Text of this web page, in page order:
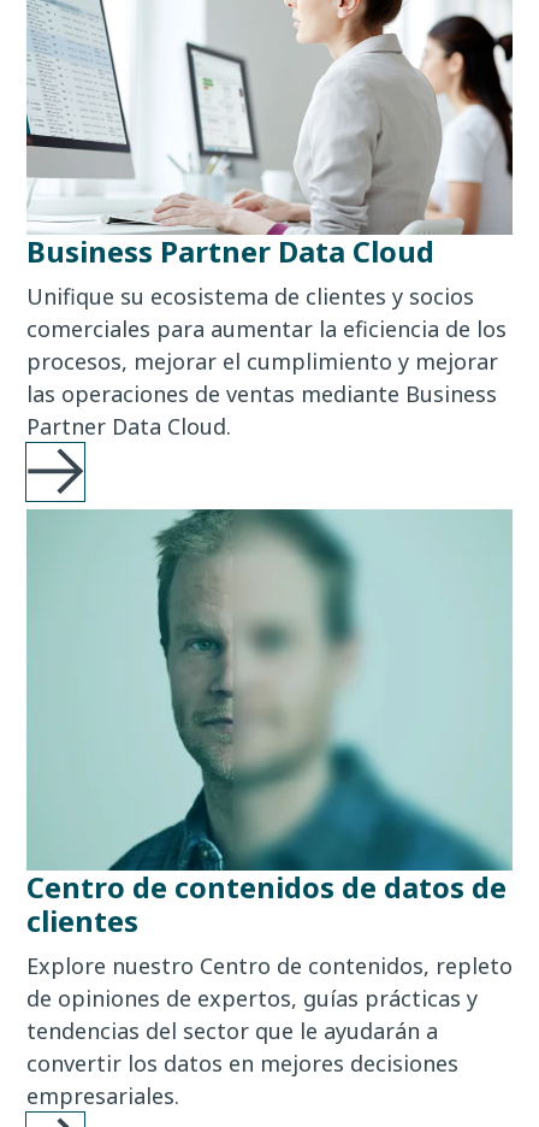
Business Partner Data Cloud
Unifique su ecosistema de clientes y socios
comerciales para aumentar la eficiencia de los
procesos, mejorar el cumplimiento y mejorar
las operaciones de ventas mediante Business
Partner Data Cloud.
Centro de contenidos de datos de
clientes
Explore nuestro Centro de contenidos, repleto
de opiniones de expertos, guías prácticas y
tendencias del sector que le ayudarán a
convertir los datos en mejores decisiones
empresariales.